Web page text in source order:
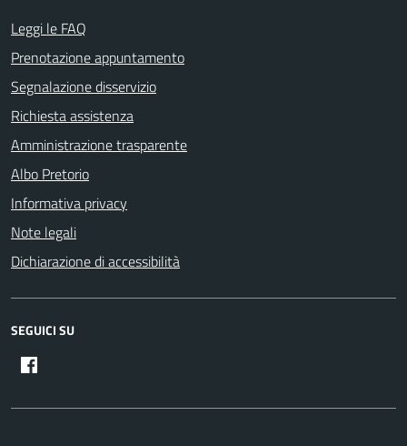
Leggi le FAQ
Prenotazione appuntamento
Segnalazione disservizio
Richiesta assistenza
Amministrazione trasparente
Albo Pretorio
Informativa privacy
Note legali
Dichiarazione di accessibilità
SEGUICI SU